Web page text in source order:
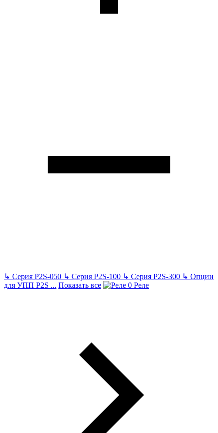
↳ Серия P2S-050 ↳ Серия P2S-100 ↳ Серия P2S-300 ↳ Опции
для УПП P2S ... Показать все Реле